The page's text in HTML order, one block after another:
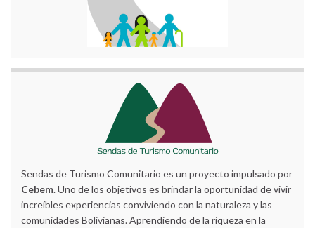
Sendas de Turismo Comunitario es un proyecto impulsado por
Cebem. Uno de los objetivos es brindar la oportunidad de vivir
increíbles experiencias conviviendo con la naturaleza y las
comunidades Bolivianas. Aprendiendo de la riqueza en la